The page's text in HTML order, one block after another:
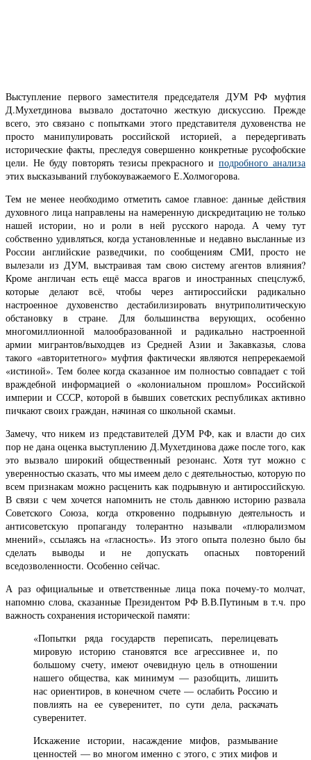
Выступление первого заместителя председателя ДУМ РФ муфтия
Д.Мухетдинова вызвало достаточно жесткую дискуссию. Прежде
всего, это связано с попытками этого представителя духовенства не
просто манипулировать российской историей, а передергивать
исторические факты, преследуя совершенно конкретные русофобские
цели. Не буду повторять тезисы прекрасного иподробного анализа
этих высказываний глубокоуважаемого Е.Холмогорова.
Тем не менее необходимо отметить самое главное: данные действия
духовного лица направлены на намеренную дискредитацию не только
нашей истории, но и роли в ней русского народа. А чему тут
собственно удивляться, когда установленные и недавно высланные из
России английские разведчики, по сообщениям СМИ, просто не
вылезали из ДУМ, выстраивая там свою систему агентов влияния?
Кроме англичан есть ещё масса врагов и иностранных спецслужб,
которые делают всё, чтобы через антироссийски радикально
настроенное духовенство дестабилизировать внутриполитическую
обстановку в стране. Для большинства верующих, особенно
многомиллионной малообразованной и радикально настроенной
армии мигрантов/выходцев из Средней Азии и Закавказья, слова
такого «авторитетного» муфтия фактически являются непререкаемой
«истиной». Тем более когда сказанное им полностью совпадает с той
враждебной информацией о «колониальном прошлом» Российской
империи и СССР, которой в бывших советских республиках активно
пичкают своих граждан, начиная со школьной скамьи.
Замечу, что никем из представителей ДУМ РФ, как и власти до сих
пор не дана оценка выступлению Д.Мухетдинова даже после того, как
это вызвало широкий общественный резонанс. Хотя тут можно с
уверенностью сказать, что мы имеем дело с деятельностью, которую по
всем признакам можно расценить как подрывную и антироссийскую.
В связи с чем хочется напомнить не столь давнюю историю развала
Советского Союза, когда откровенно подрывную деятельность и
антисоветскую пропаганду толерантно называли «плюрализмом
мнений», ссылаясь на «гласность». Из этого опыта полезно было бы
сделать выводы и не допускать опасных повторений
вседозволенности. Особенно сейчас.
А раз официальные и ответственные лица пока почему-то молчат,
напомню слова, сказанные Президентом РФ В.В.Путиным в т.ч. про
важность сохранения исторической памяти:
«Попытки ряда государств переписать, перелицевать
мировую историю становятся все агрессивнее и, по
большому счету, имеют очевидную цель в отношении
нашего общества, как минимум — разобщить, лишить
нас ориентиров, в конечном счете — ослабить Россию и
повлиять на ее суверенитет, по сути дела, раскачать
суверенитет.
Искажение истории, насаждение мифов, размывание
ценностей — во многом именно с этого, с этих мифов и